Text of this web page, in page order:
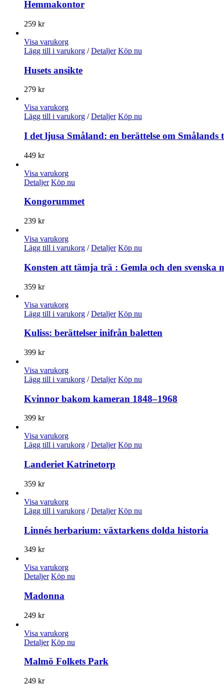
Hemmakontor
259 kr
Visa varukorg
Lägg till i varukorg / Detaljer Köp nu
Husets ansikte
279 kr
Visa varukorg
Lägg till i varukorg / Detaljer Köp nu
I det ljusa Småland: en berättelse om Smålands
449 kr
Visa varukorg
Detaljer Köp nu
Kongorummet
239 kr
Visa varukorg
Lägg till i varukorg / Detaljer Köp nu
Konsten att tämja trä : Gemla och den svenska
359 kr
Visa varukorg
Lägg till i varukorg / Detaljer Köp nu
Kuliss: berättelser inifrån baletten
399 kr
Visa varukorg
Lägg till i varukorg / Detaljer Köp nu
Kvinnor bakom kameran 1848–1968
399 kr
Visa varukorg
Lägg till i varukorg / Detaljer Köp nu
Landeriet Katrinetorp
359 kr
Visa varukorg
Lägg till i varukorg / Detaljer Köp nu
Linnés herbarium: växtarkens dolda historia
349 kr
Visa varukorg
Detaljer Köp nu
Madonna
249 kr
Visa varukorg
Detaljer Köp nu
Malmö Folkets Park
249 kr